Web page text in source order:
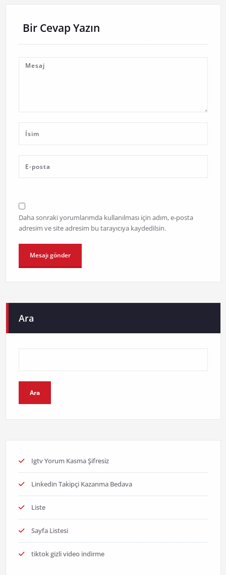
Bir Cevap Yazın
Daha sonraki yorumlarımda kullanılması için adım, e-posta
adresim ve site adresim bu tarayıcıya kaydedilsin.
Ara
Ara
Igtv Yorum Kasma Şifresiz
Linkedin Takipçi Kazanma Bedava
Liste
Sayfa Listesi
tiktok gizli video indirme